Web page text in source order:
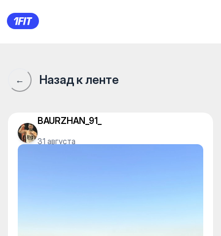
Сообщество 1Fit · 1Fit
← Назад к ленте
BAURZHAN_91_
31 августа